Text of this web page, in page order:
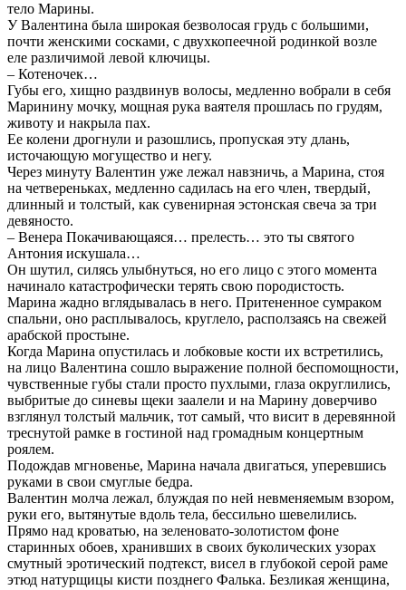
тело Марины.
У Валентина была широкая безволосая грудь с большими,
почти женскими сосками, с двухкопеечной родинкой возле
еле различимой левой ключицы.
– Котеночек…
Губы его, хищно раздвинув волосы, медленно вобрали в себя
Маринину мочку, мощная рука ваятеля прошлась по грудям,
животу и накрыла пах.
Ее колени дрогнули и разошлись, пропуская эту длань,
источающую могущество и негу.
Через минуту Валентин уже лежал навзничь, а Марина, стоя
на четвереньках, медленно садилась на его член, твердый,
длинный и толстый, как сувенирная эстонская свеча за три
девяносто.
– Венера Покачивающаяся… прелесть… это ты святого
Антония искушала…
Он шутил, силясь улыбнуться, но его лицо с этого момента
начинало катастрофически терять свою породистость.
Марина жадно вглядывалась в него. Притененное сумраком
спальни, оно расплывалось, круглело, расползаясь на свежей
арабской простыне.
Когда Марина опустилась и лобковые кости их встретились,
на лицо Валентина сошло выражение полной беспомощности,
чувственные губы стали просто пухлыми, глаза округлились,
выбритые до синевы щеки заалели и на Марину доверчиво
взглянул толстый мальчик, тот самый, что висит в деревянной
треснутой рамке в гостиной над громадным концертным
роялем.
Подождав мгновенье, Марина начала двигаться, уперевшись
руками в свои смуглые бедра.
Валентин молча лежал, блуждая по ней невменяемым взором,
руки его, вытянутые вдоль тела, бессильно шевелились.
Прямо над кроватью, на зеленовато-золотистом фоне
старинных обоев, хранивших в своих буколических узорах
смутный эротический подтекст, висел в глубокой серой раме
этюд натурщицы кисти позднего Фалька. Безликая женщина,